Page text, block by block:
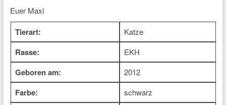
Euer Maxi
Tierart: Katze
Rasse: EKH
Geboren am: 2012
Farbe: schwarz